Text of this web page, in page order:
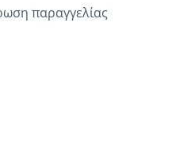
παραγγελίας